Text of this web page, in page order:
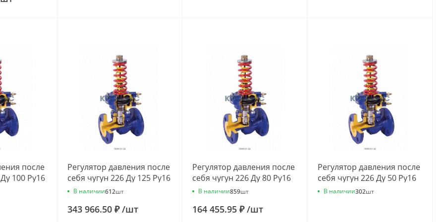
после
100 Ру16
ч
Регулятор давления после
себя чугун 226 Ду 125 Ру16
фл 0.4-7 Kvs=100м3/ч
В наличии612шт
343 966.50 ₽/шт
Регулятор давления после
себя чугун 226 Ду 80 Ру16
фл 0.4-7 Kvs=32м3/ч
В наличии859шт
164 455.95 ₽/шт
Регулятор давления после
себя чугун 226 Ду 50 Ру16
фл 0.4-7 Kvs=25м3/ч
В наличии302шт